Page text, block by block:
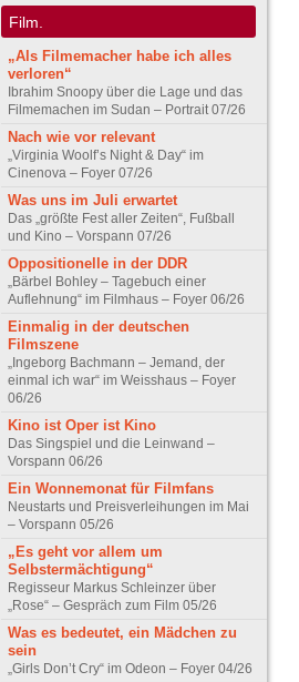
Film.
„Als Filmemacher habe ich alles
verloren“
Ibrahim Snoopy über die Lage und das
Filmemachen im Sudan – Portrait 07/26
Nach wie vor relevant
„Virginia Woolf’s Night & Day“ im
Cinenova – Foyer 07/26
Was uns im Juli erwartet
Das „größte Fest aller Zeiten“, Fußball
und Kino – Vorspann 07/26
Oppositionelle in der DDR
„Bärbel Bohley – Tagebuch einer
Auflehnung“ im Filmhaus – Foyer 06/26
Einmalig in der deutschen
Filmszene
„Ingeborg Bachmann – Jemand, der
einmal ich war“ im Weisshaus – Foyer
06/26
Kino ist Oper ist Kino
Das Singspiel und die Leinwand –
Vorspann 06/26
Ein Wonnemonat für Filmfans
Neustarts und Preisverleihungen im Mai
– Vorspann 05/26
„Es geht vor allem um
Selbstermächtigung“
Regisseur Markus Schleinzer über
„Rose“ – Gespräch zum Film 05/26
Was es bedeutet, ein Mädchen zu
sein
„Girls Don’t Cry“ im Odeon – Foyer 04/26